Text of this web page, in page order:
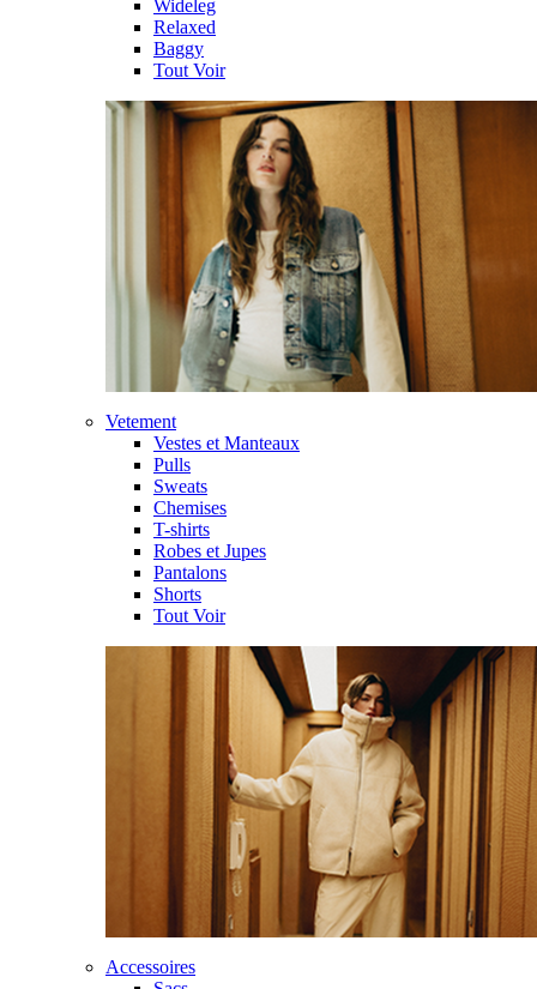
Wideleg
Relaxed
Baggy
Tout Voir
Vetement
Vestes et Manteaux
Pulls
Sweats
Chemises
T-shirts
Robes et Jupes
Pantalons
Shorts
Tout Voir
Accessoires